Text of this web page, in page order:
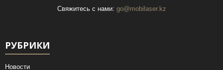
Свяжитесь с нами: go@mobilaser.kz
РУБРИКИ
Новости